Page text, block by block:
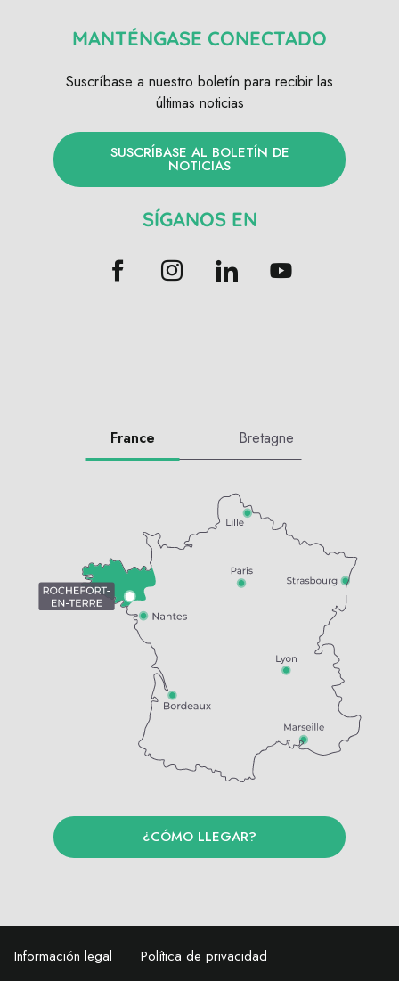
MANTÉNGASE CONECTADO
Suscríbase a nuestro boletín para recibir las
últimas noticias
SUSCRÍBASE AL BOLETÍN DE
NOTICIAS
SÍGANOS EN
France Bretagne
¿CÓMO LLEGAR?
Información legal Política de privacidad